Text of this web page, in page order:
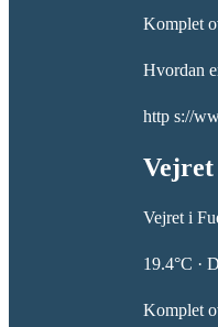
Komplet
Hvordan
http s://
Vejret i
19.4°C ·
Komplet